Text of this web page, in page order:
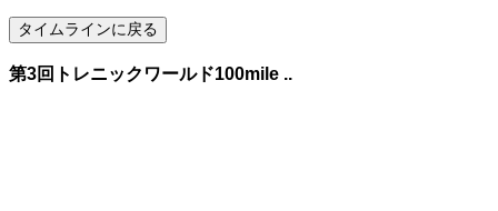
第3回トレニックワールド100mile ..